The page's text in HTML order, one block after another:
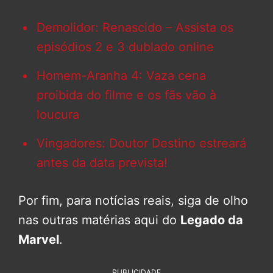
Demolidor: Renascido – Assista os
episódios 2 e 3 dublado online
Homem-Aranha 4: Vaza cena
proibida do filme e os fãs vão à
loucura
Vingadores: Doutor Destino estreará
antes da data prevista!
Por fim, para notícias reais, siga de olho
nas outras matérias aqui do Legado da
Marvel.